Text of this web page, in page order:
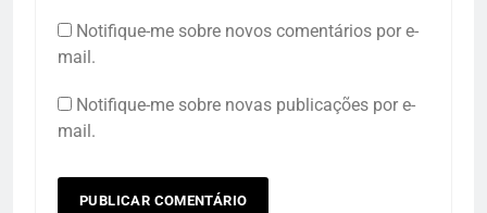
Notifique-me sobre novos comentários por e-
mail.
Notifique-me sobre novas publicações por e-
mail.